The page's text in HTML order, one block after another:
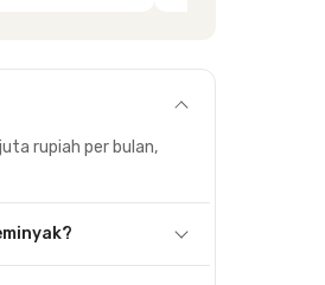
rupiah per bulan,